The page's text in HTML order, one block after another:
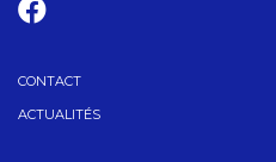
CONTACT
ACTUALITÉS